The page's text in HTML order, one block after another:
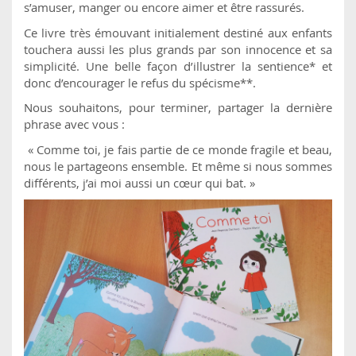
s’amuser, manger ou encore aimer et être rassurés.
Ce livre très émouvant initialement destiné aux enfants
touchera aussi les plus grands par son innocence et sa
simplicité. Une belle façon d’illustrer la sentience* et
donc d’encourager le refus du spécisme**.
Nous souhaitons, pour terminer, partager la dernière
phrase avec vous :
« Comme toi, je fais partie de ce monde fragile et beau,
nous le partageons ensemble. Et même si nous sommes
différents, j’ai moi aussi un cœur qui bat. »